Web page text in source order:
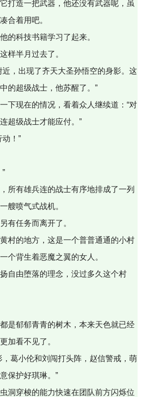
打造一把武器，他还没有武器呢，虽
合着用吧。
的科技书籍学习了起来。
样半月过去了。
，出现了齐天大圣孙悟空的身影。这
的超级战士，他苏醒了。”
下现在的情况，看着众人继续道：“对
超级战士才能应付。”
！”
所有雄兵连的战士有序地排成了一列
艘喷气式战机。
有任务而离开了。
村的地方，这是一个普普通通的小村
个背生着恶魔之翼的女人。
自由堕落的理念，没过多久这个村
是郁郁青青的树木，本来天色就已经
加看不见了。
葛小伦和刘闯打头阵，赵信警戒，萌
保护好琪琳。”
洞穿梭的能力快速在团队前方闪烁位